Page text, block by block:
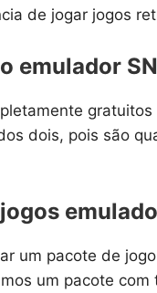
de jogar jogos
emulador
dois, pois são
um pacote de
um pacote com